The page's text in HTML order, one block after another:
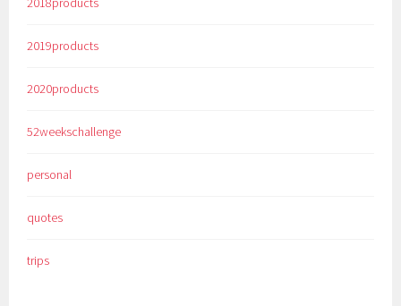
2019products
2020products
52weekschallenge
personal
quotes
trips